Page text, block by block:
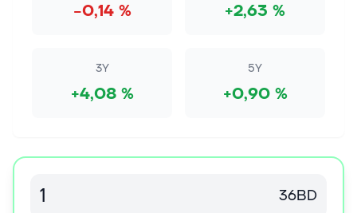
−0,14 % +2,63 %
3Y
+4,08 %
5Y
+0,90 %
36BD